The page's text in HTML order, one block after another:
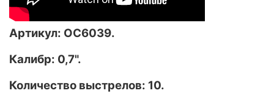
Артикул: ОС6039.
Калибр: 0,7".
Количество выстрелов: 10.